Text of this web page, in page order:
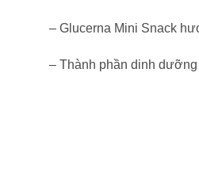
– Glucerna Mini Snack
– Thành phần dinh